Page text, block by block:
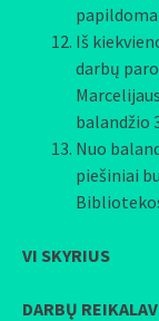
Iš
darbų
balandžio
Nuo
piešiniai
VI SKYRIUS
DARBŲ